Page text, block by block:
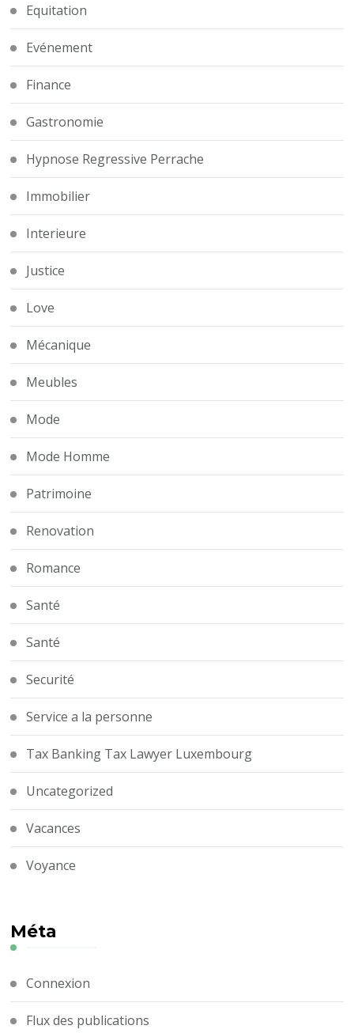
Equitation
Evénement
Finance
Gastronomie
Hypnose Regressive Perrache
Immobilier
Interieure
Justice
Love
Mécanique
Meubles
Mode
Mode Homme
Patrimoine
Renovation
Romance
Santé
Santé
Securité
Service a la personne
Tax Banking Tax Lawyer Luxembourg
Uncategorized
Vacances
Voyance
Méta
Connexion
Flux des publications